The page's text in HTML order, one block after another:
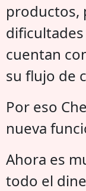
productos,
cuentan
su flujo de
Por eso
nueva
Ahora es
todo el